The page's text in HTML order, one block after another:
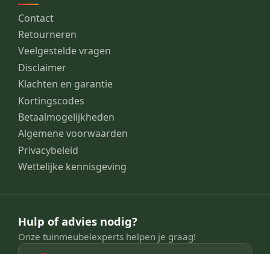
Contact
Retourneren
Veelgestelde vragen
Disclaimer
Klachten en garantie
Kortingscodes
Betaalmogelijkheden
Algemene voorwaarden
Privacybeleid
Wettelijke kennisgeving
Hulp of advies nodig?
Onze tuinmeubelexperts helpen je graag!